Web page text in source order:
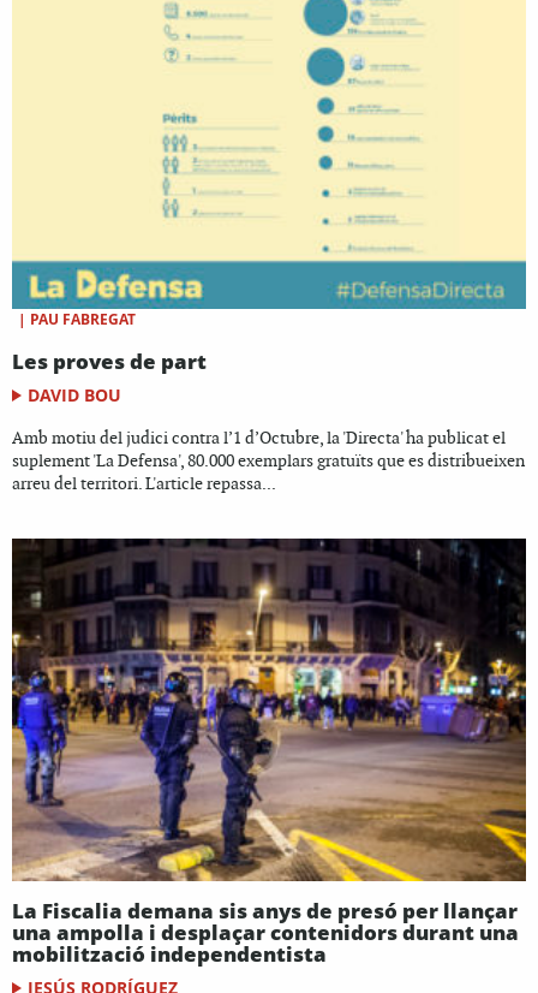
| PAU FABREGAT
Les proves de part
DAVID BOU
Amb motiu del judici contra l’1 d’Octubre, la 'Directa' ha publicat el
suplement 'La Defensa', 80.000 exemplars gratuïts que es distribueixen
arreu del territori. L'article repassa...
La Fiscalia demana sis anys de presó per llançar
una ampolla i desplaçar contenidors durant una
mobilització independentista
JESÚS RODRÍGUEZ